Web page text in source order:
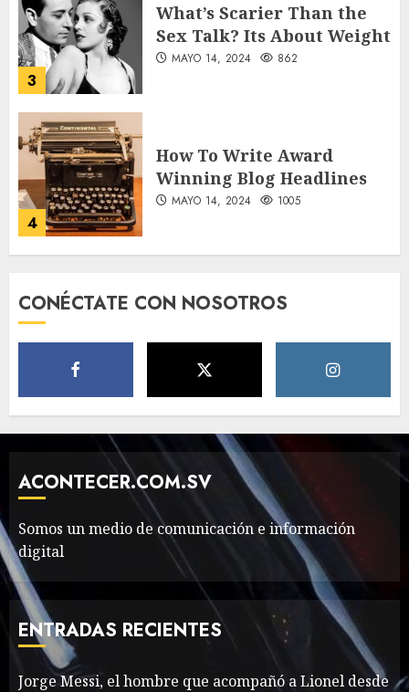
3
What’s Scarier Than the
Sex Talk? Its About Weight
MAYO 14, 2024 862
4
How To Write Award
Winning Blog Headlines
MAYO 14, 2024 1005
How Many of These Italian
MAYO 14, 2024 811
Need to Know About the
Classic Cars in a Retro
Movie?
MAYO 14, 2024 799
7
The full story of
Thailand’s extraordinary
cave rescue
MAYO 14, 2024 1005
CONÉCTATE CON NOSOTROS
ACONTECER.COM.SV
Somos un medio de comunicación e información
digital
ENTRADAS RECIENTES
Jorge Messi, el hombre que acompañó a Lionel desde